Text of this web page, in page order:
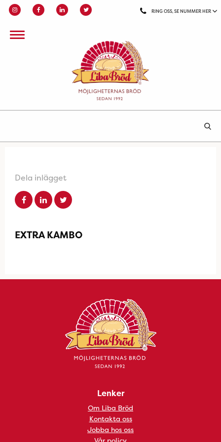
RING OSS, SE NUMMER HER
Dela inlägget
EXTRA KAMBO
Lenker
Om Liba Bröd
Kontakta oss
Jobba hos oss